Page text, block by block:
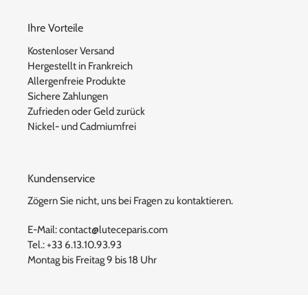
Ihre Vorteile
Kostenloser Versand
Hergestellt in Frankreich
Allergenfreie Produkte
Sichere Zahlungen
Zufrieden oder Geld zurück
Nickel- und Cadmiumfrei
Kundenservice
Zögern Sie nicht, uns bei Fragen zu kontaktieren.
E-Mail: contact@luteceparis.com
Tel.: +33 6.13.10.93.93
Montag bis Freitag 9 bis 18 Uhr